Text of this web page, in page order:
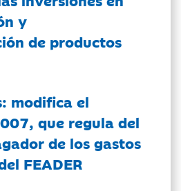
y
de productos
modifica el
que regula del
de los gastos
FEADER